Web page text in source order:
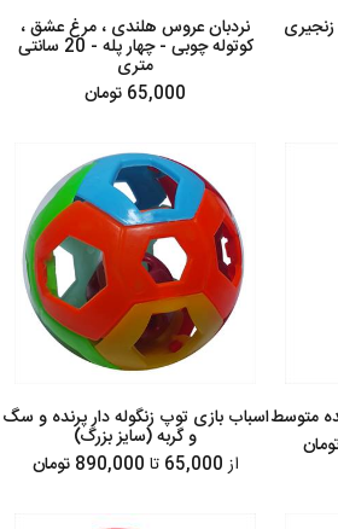
نردبان عروس هلندی ، مرغ عشق ،
کوتوله چوبی - چهار پله - 20 سانتی
متری
65,000 تومان
متوسطاسباب بازی توپ زنگوله دار پرنده و سگ
و گربه (سایز بزرگ)
از65,000 تا